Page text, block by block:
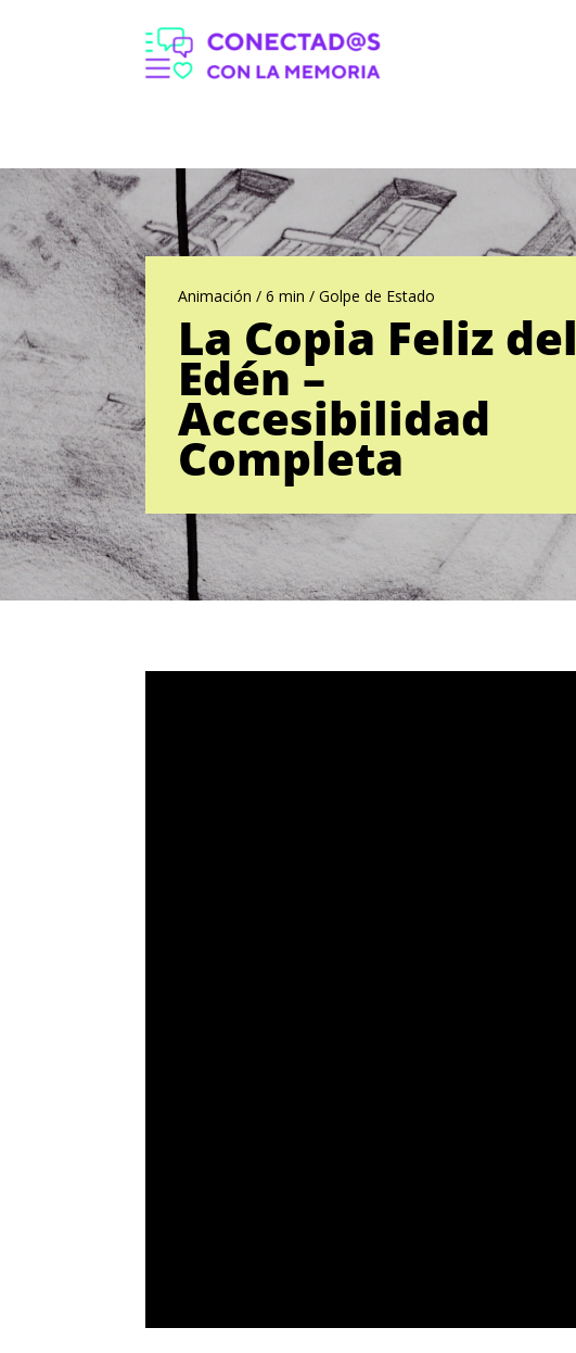
Animación / 6 min / Golpe de Estado
La Copia Feliz del
Edén –
Accesibilidad
Completa